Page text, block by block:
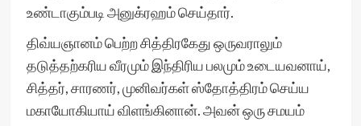
உண்டாகும்படி அனுக்ரஹம் செய்தார்.
திவ்யஞானம் பெற்ற சித்திரகேது ஒருவராலும்
தடுத்தற்கரிய வீரமும் இந்திரிய பலமும் உடையவனாய்,
சித்தர், சாரணர், முனிவர்கள் ஸ்தோத்திரம் செய்ய
மகாயோகியாய் விளங்கினான். அவன் ஒரு சமயம்